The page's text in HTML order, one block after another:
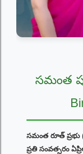
సమంత
సమంత రూత్ ప్రభు
ప్రతి సంవత్సరం